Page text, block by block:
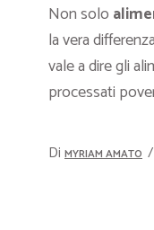
Non solo
la vera
vale a dire gli
processati
Di MYRIAM AMATO